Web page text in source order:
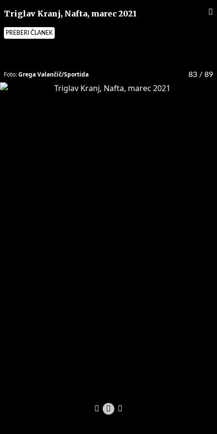
Triglav Kranj, Nafta, marec 2021
PREBERI ČLANEK
83 / 89
Foto:Grega Valančič/Sportida